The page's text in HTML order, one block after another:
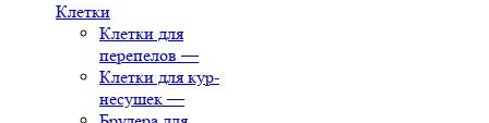
Клетки
Клетки для
перепелов —
Клетки для кур-
несушек —